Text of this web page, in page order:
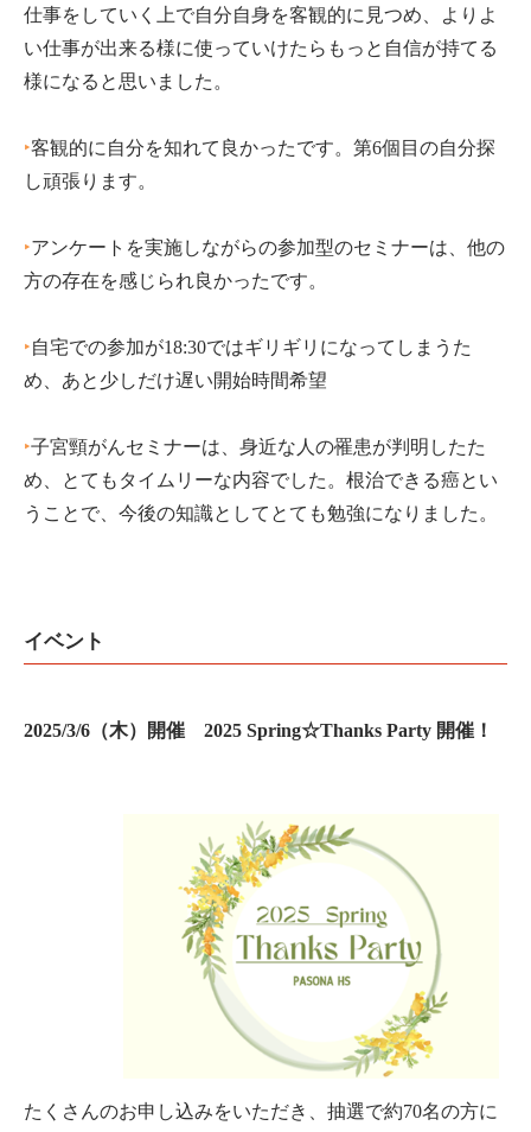
仕事をしていく上で自分自身を客観的に見つめ、よりよ
い仕事が出来る様に使っていけたらもっと自信が持てる
様になると思いました。
‣客観的に自分を知れて良かったです。第6個目の自分探
し頑張ります。
‣アンケートを実施しながらの参加型のセミナーは、他の
方の存在を感じられ良かったです。
‣自宅での参加が18:30ではギリギリになってしまうた
め、あと少しだけ遅い開始時間希望
‣子宮頸がんセミナーは、身近な人の罹患が判明したた
め、とてもタイムリーな内容でした。根治できる癌とい
うことで、今後の知識としてとても勉強になりました。
イベント
2025/3/6 （木）開催 2025 Spring☆Thanks Party 開催！
たくさんのお申し込みをいただき、抽選で約70名の方に